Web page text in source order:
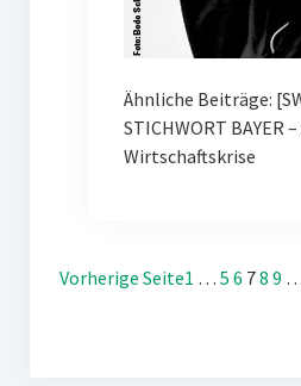
Ähnliche Beiträge:
STICHWORT BAYER
Wirtschaftskrise
Vorherige Seite1 … 5 6 78 9